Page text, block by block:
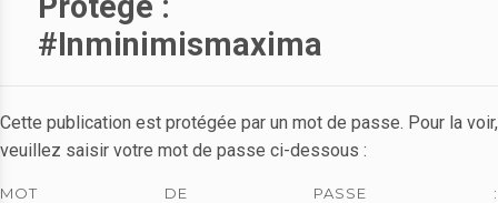
#Inminimismaxima
Cette publication est protégée par un mot de passe. Pour la voir,
veuillez saisir votre mot de passe ci-dessous :
MOT DE PASSE :